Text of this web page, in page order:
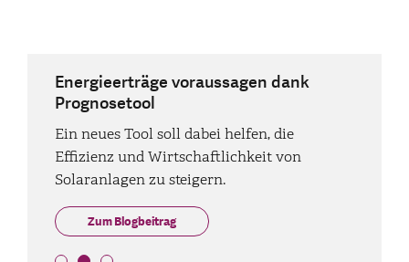
Neuer Energie-Rechner schont Netz
und Natur
Ab 2026 können neue
Energiegemeinschaften gegründet werden.
Sind die neuen Modelle rentabel?
Zum Blogbeitrag
Energieerträge voraussagen dank
Prognosetool
Ein neues Tool soll dabei helfen, die
Effizienz und Wirtschaftlichkeit von
Solaranlagen zu steigern.
Zum Blogbeitrag
Photovoltaik abseits von Dächern
Ob auf Staumauern oder zwischen
Bahngleisen: Solarmodule erobern
zunehmend auch ungewöhnliche Orte.